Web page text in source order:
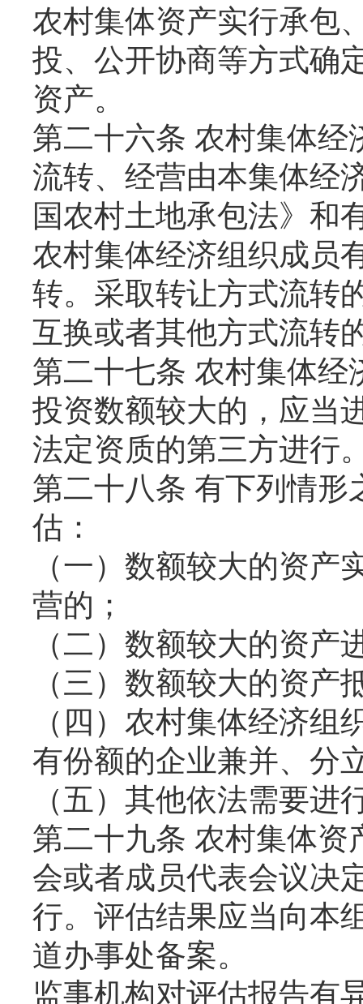
农村集体资产实行承包
投、公开协商等方式确
资产。
第二十六条 农村集体经
流转、经营由本集体经
国农村土地承包法》和
农村集体经济组织成员
转。采取转让方式流转
互换或者其他方式流转
第二十七条 农村集体经
投资数额较大的，应当
法定资质的第三方进行
第二十八条 有下列情形
估：
（一）数额较大的资
营的；
（二）数额较大的资
（三）数额较大的资产
（四）农村集体经济
有份额的企业兼并、分
（五）其他依法需要进
第二十九条 农村集体资
会或者成员代表会议决
行。评估结果应当向本
道办事处备案。
监事机构对评估报告有